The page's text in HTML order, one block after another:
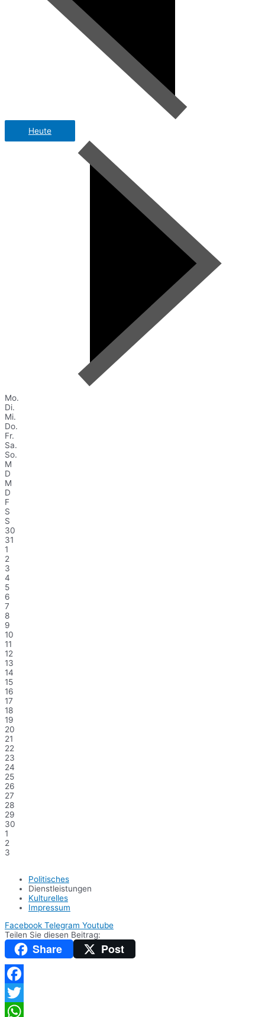
Heute
Mo.
Di.
Mi.
Do.
Fr.
Sa.
So.
M
D
M
D
F
S
S
30
31
1
2
3
4
5
6
7
8
9
10
11
12
13
14
15
16
17
18
19
20
21
22
23
24
25
26
27
28
29
30
1
2
3
Politisches
Dienstleistungen
Kulturelles
Impressum
Facebook Telegram Youtube
Teilen Sie diesen Beitrag:
Share Post
Facebook
Twitter